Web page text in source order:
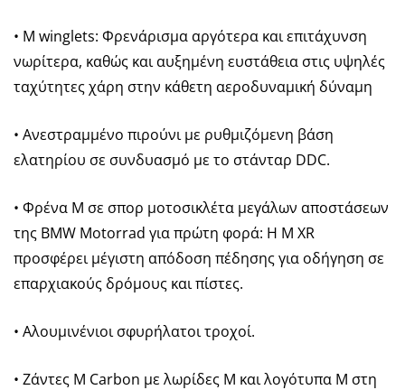
• M winglets: Φρενάρισμα αργότερα και επιτάχυνση
νωρίτερα, καθώς και αυξημένη ευστάθεια στις υψηλές
ταχύτητες χάρη στην κάθετη αεροδυναμική δύναμη
• Ανεστραμμένο πιρούνι με ρυθμιζόμενη βάση
ελατηρίου σε συνδυασμό με το στάνταρ DDC.
• Φρένα M σε σπορ μοτοσικλέτα μεγάλων αποστάσεων
της BMW Motorrad για πρώτη φορά: Η M XR
προσφέρει μέγιστη απόδοση πέδησης για οδήγηση σε
επαρχιακούς δρόμους και πίστες.
• Αλουμινένιοι σφυρήλατοι τροχοί.
• Ζάντες M Carbon με λωρίδες M και λογότυπα M στη